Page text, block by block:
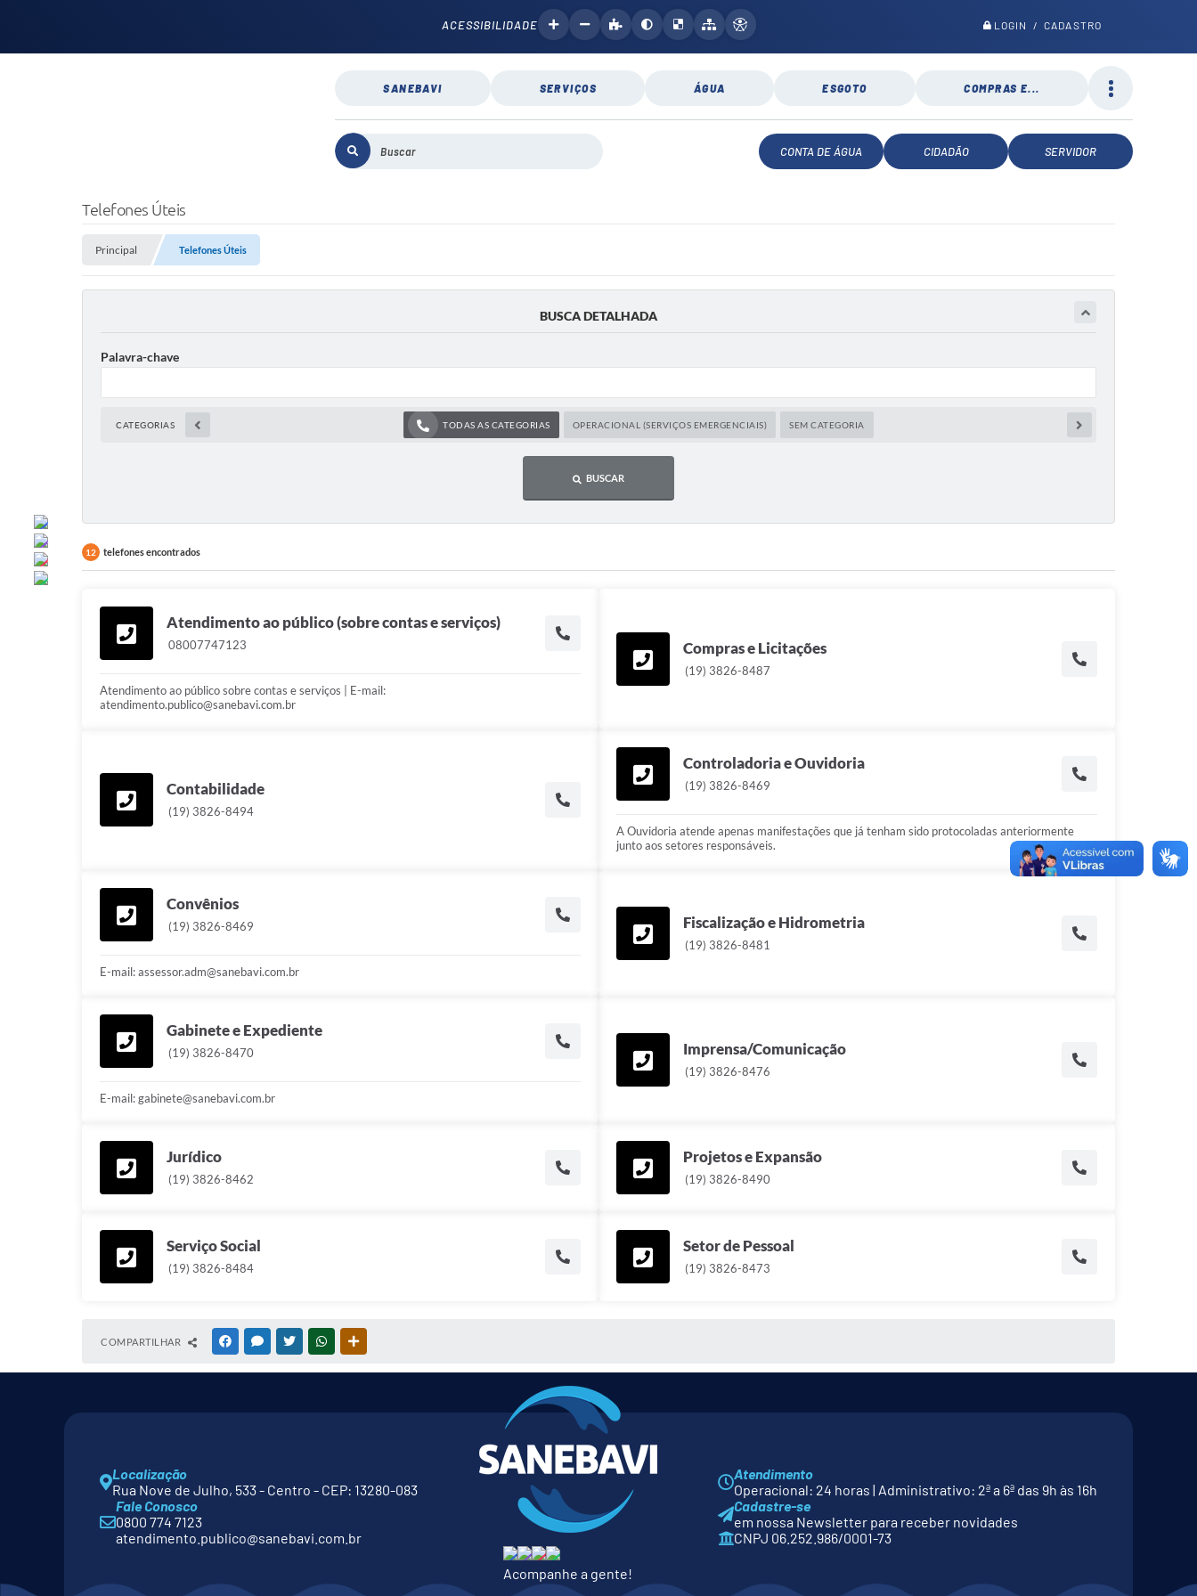
LOGIN / CADASTRO
SANEBAVI SERVIÇOS ÁGUA ESGOTO COMPRAS E...
CONTA DE ÁGUA CIDADÃO SERVIDOR
ACESSIBILIDADE
Telefones Úteis
Principal Telefones Úteis
BUSCA DETALHADA
Palavra-chave
CATEGORIAS TODAS AS CATEGORIAS OPERACIONAL (SERVIÇOS EMERGENCIAIS) SEM CATEGORIA
BUSCAR
12 telefones encontrados
Atendimento ao público (sobre contas e serviços)
08007747123
Atendimento ao público sobre contas e serviços | E-mail:
atendimento.publico@sanebavi.com.br
Compras e Licitações
(19) 3826-8487
Contabilidade
(19) 3826-8494
Controladoria e Ouvidoria
(19) 3826-8469
A Ouvidoria atende apenas manifestações que já tenham sido protocoladas anteriormente
junto aos setores responsáveis.
Convênios
(19) 3826-8469
E-mail: assessor.adm@sanebavi.com.br
Fiscalização e Hidrometria
(19) 3826-8481
Gabinete e Expediente
(19) 3826-8470
E-mail: gabinete@sanebavi.com.br
Imprensa/Comunicação
(19) 3826-8476
Jurídico
(19) 3826-8462
Projetos e Expansão
(19) 3826-8490
Serviço Social
(19) 3826-8484
Setor de Pessoal
(19) 3826-8473
COMPARTILHAR FACEBOOKMESSENGER
TWITTERWHATSAPP
Localização
Rua Nove de Julho, 533 - Centro - CEP: 13280-083
Fale Conosco
0800 774 7123
atendimento.publico@sanebavi.com.br
Acompanhe a gente!
Atendimento
Operacional: 24 horas | Administrativo: 2ª a 6ª das 9h às 16h
Cadastre-se
em nossa Newsletter para receber novidades
CNPJ 06.252.986/0001-73